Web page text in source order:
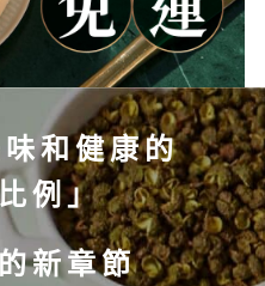
和健康的
例」
新章節